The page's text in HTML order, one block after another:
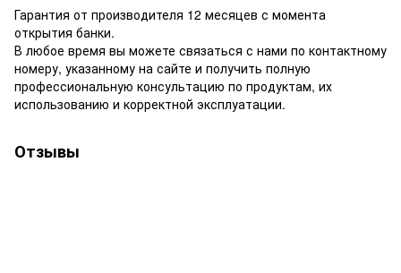
Гарантия от производителя 12 месяцев с момента
открытия банки.
В любое время вы можете связаться с нами по контактному
номеру, указанному на сайте и получить полную
профессиональную консультацию по продуктам, их
использованию и корректной эксплуатации.
Отзывы